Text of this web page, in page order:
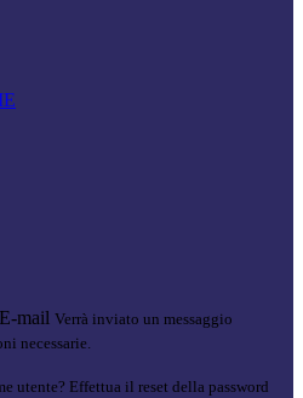
E-mail Verrà inviato un messaggio
necessarie.
utente? Effettua il reset della password